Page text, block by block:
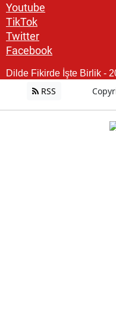
Youtube
TikTok
Twitter
Facebook
Dilde Fikirde İşte Birlik -
RSS